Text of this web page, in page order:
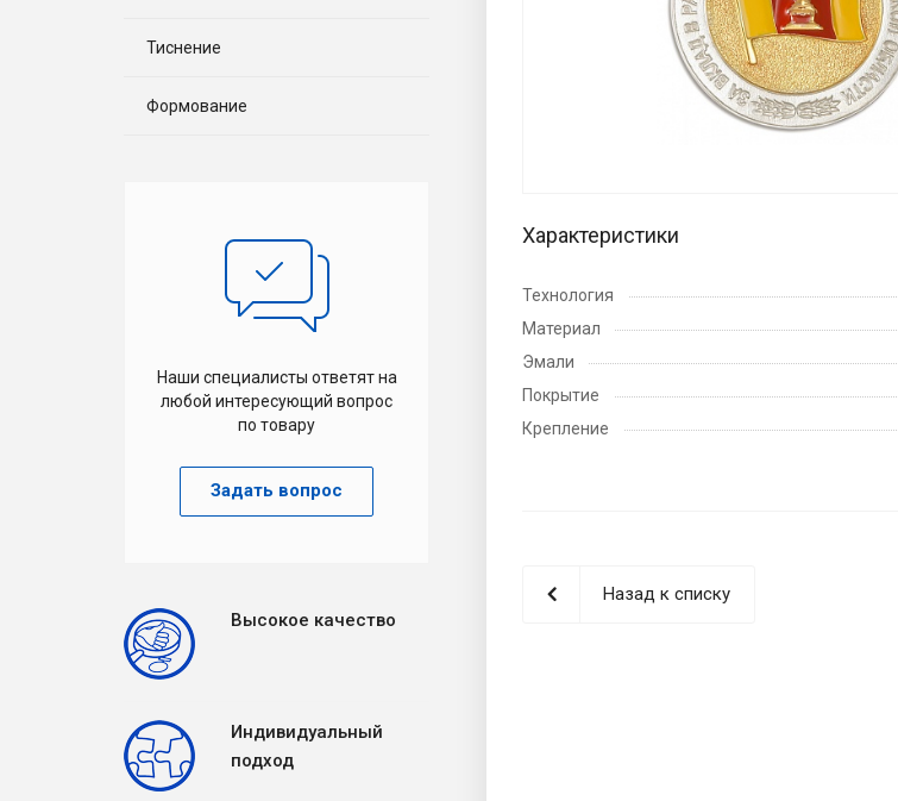
Характеристики
Технология
Материал
Эмали
Покрытие
Крепление
Назад к списку
Тиснение
Формование
Наши специалисты ответят на
любой интересующий вопрос
по товару
Задать вопрос
Высокое качество
Индивидуальный
подход